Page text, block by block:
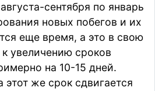
сентября по январь
новых побегов и их
еще время, а это в свою
увеличению сроков
на 10-15 дней.
этот же срок сдвигается